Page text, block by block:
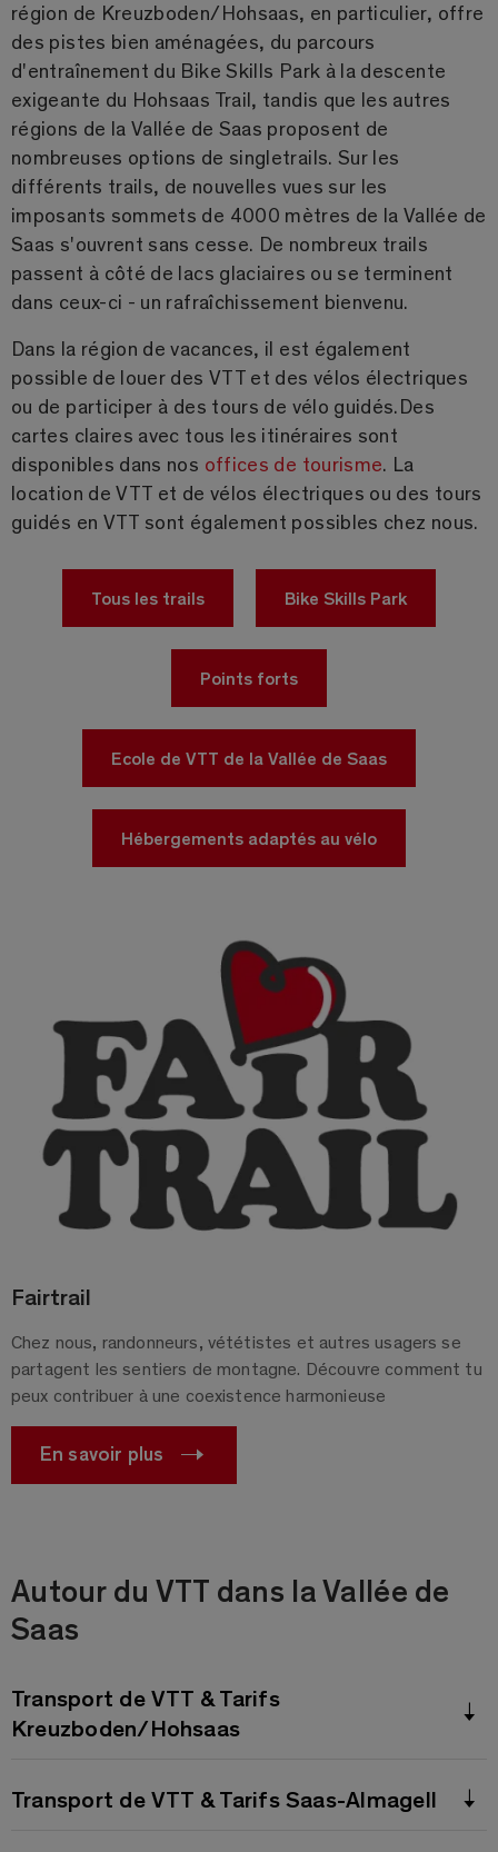
région de Kreuzboden/Hohsaas, en particulier, offre
des pistes bien aménagées, du parcours
d'entraînement du Bike Skills Park à la descente
exigeante du Hohsaas Trail, tandis que les autres
régions de la Vallée de Saas proposent de
nombreuses options de singletrails. Sur les
différents trails, de nouvelles vues sur les
imposants sommets de 4000 mètres de la Vallée de
Saas s'ouvrent sans cesse. De nombreux trails
passent à côté de lacs glaciaires ou se terminent
dans ceux-ci - un rafraîchissement bienvenu.
Dans la région de vacances, il est également
possible de louer des VTT et des vélos électriques
ou de participer à des tours de vélo guidés.Des
cartes claires avec tous les itinéraires sont
disponibles dans nos offices de tourisme. La
location de VTT et de vélos électriques ou des tours
guidés en VTT sont également possibles chez nous.
Tous les trails Bike Skills Park
Points forts
Ecole de VTT de la Vallée de Saas
Hébergements adaptés au vélo
Fairtrail
Chez nous, randonneurs, vététistes et autres usagers se
partagent les sentiers de montagne. Découvre comment tu
peux contribuer à une coexistence harmonieuse
En savoir plus
Autour du VTT dans la Vallée de
Saas
Transport de VTT & Tarifs
Kreuzboden/Hohsaas
Transport de VTT & Tarifs Saas-Almagell